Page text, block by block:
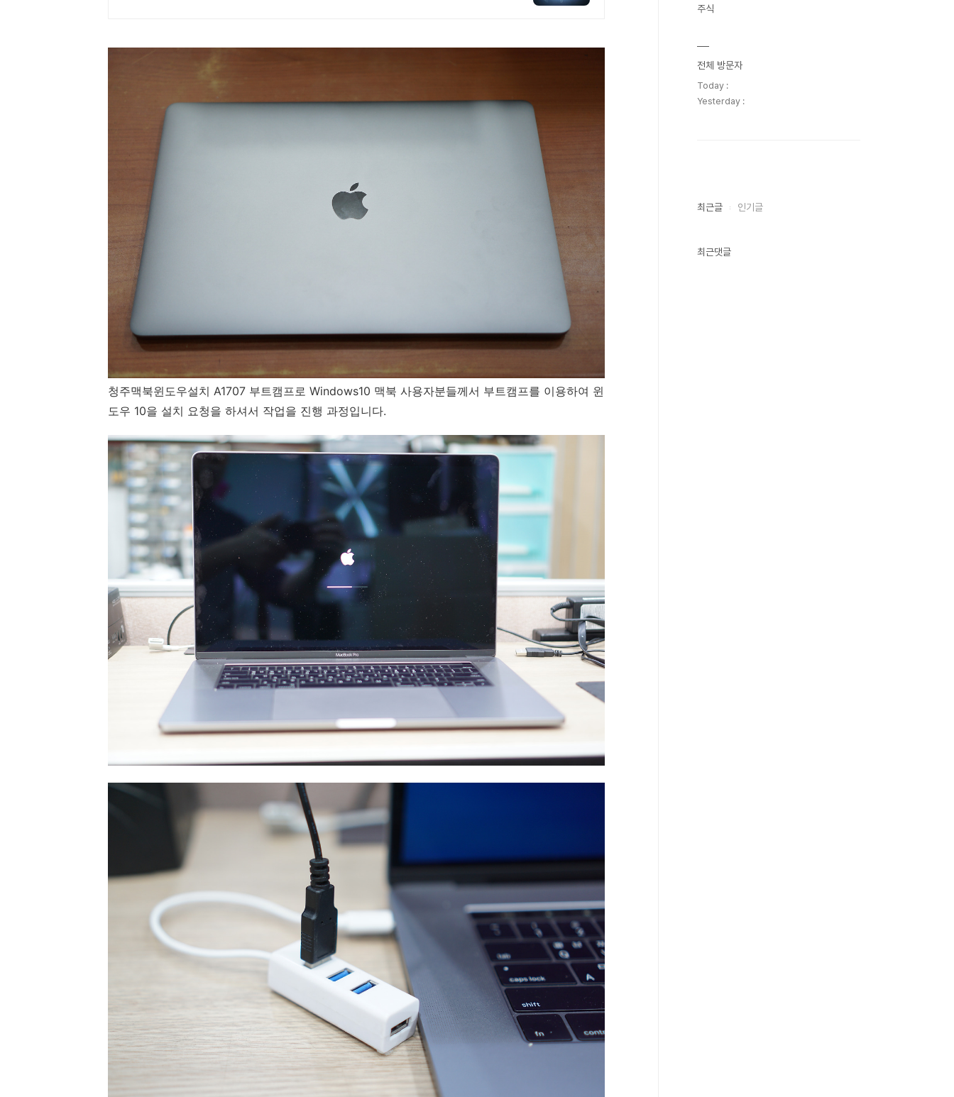
청주맥북윈도우설치 A1707 부트캠프로 Windows10 맥북 사용자분들께서 부트캠프를 이용하여 윈
도우 10을 설치 요청을 하셔서 작업을 진행 과정입니다.
주식
전체 방문자
Today :
Yesterday :
최근글 인기글
최근댓글